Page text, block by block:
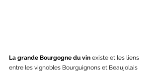
La grande Bourgogne du vin existe et les liens
entre les vignobles Bourguignons et Beaujolais